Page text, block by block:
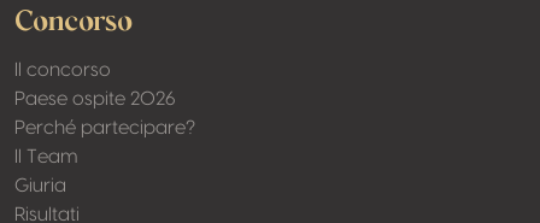
Concorso
Il concorso
Paese ospite 2026
Perché partecipare?
Il Team
Giuria
Risultati